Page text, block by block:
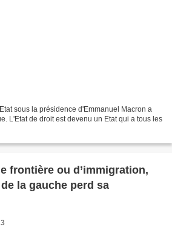
sous la présidence d'Emmanuel Macron a
L'Etat de droit est devenu un Etat qui a tous les
frontière ou d’immigration,
la gauche perd sa